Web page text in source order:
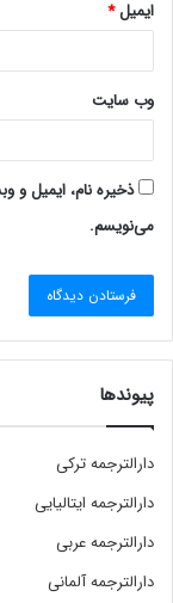
ایمیل*
وب‌ سایت
ذخیره نام، ایمیل و
می‌نویسم.
پیوندها
دارالترجمه ترکی
دارالترجمه ایتالیایی
دارالترجمه عربی
دارالترجمه آلمانی